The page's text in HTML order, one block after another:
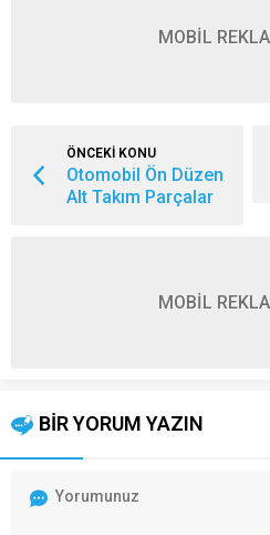
MOBİL
ÖNCEKİ KONU
Otomobil Ön Düzen
Alt Takım Parçalar
MOBİL
BİR YORUM YAZIN